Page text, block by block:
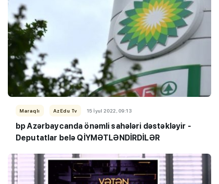
Maraqlı AzEdu Tv 15 İyul 2022, 09:13
bp Azərbaycanda önəmli sahələri dəstəkləyir -
Deputatlar belə QİYMƏTLƏNDİRDİLƏR